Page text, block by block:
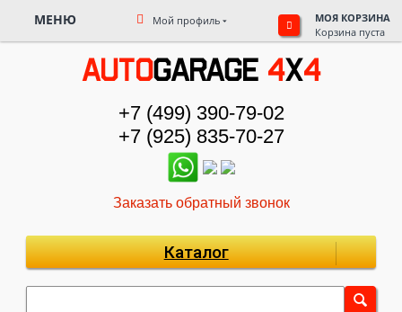
МЕНЮ Мой профиль
МОЯ КОРЗИНА
Корзина пуста
+7 (499) 390-79-02
+7 (925) 835-70-27
Заказать обратный звонок
Каталог